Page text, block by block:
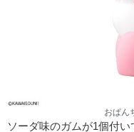
おぱん
ソーダ味のガムが1個付い